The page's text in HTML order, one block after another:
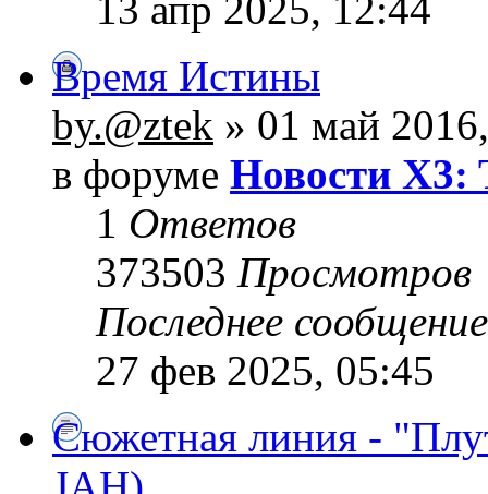
Время Истины
by.@ztek » 01 май
в форуме Новости X3:
1 Ответов
373503 Просмотров
Последнее
27 фев 2025, 05:45
Сюжетная линия -